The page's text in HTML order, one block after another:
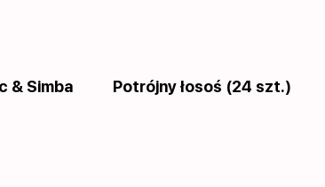
& Simba
Potrójny łosoś (24 szt.)